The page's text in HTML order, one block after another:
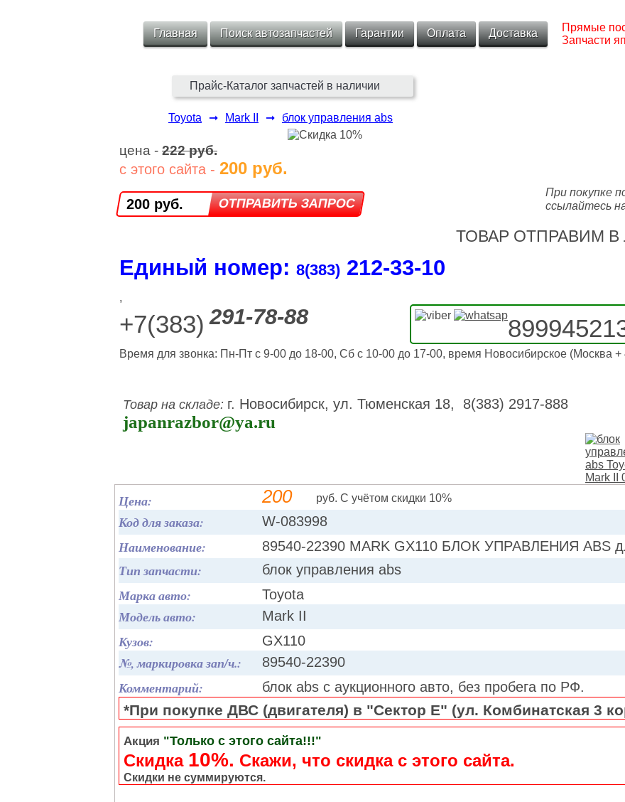
Главная Поиск автозапчастей Гарантии Оплата Доставка
Прямые
Запчасти
Прайс-Каталог запчастей в наличии
Toyota ➞ Mark II ➞ блок управления abs
цена - 222 руб.
с этого сайта - 200 руб.
200 руб.
При покупке
ссылайтесь
ТОВАР ОТПРАВИМ
Единый номер: 8(383) 212‑33‑10
,
+7(383) 291-78-88
Время для звонка: Пн-Пт с 9-00 до 18-00, Сб с 10-00 до 17-00, время Новосибирское (Москва +
Товар на складе: г. Новосибирск, ул. Тюменская 18, 8(383) 2917-888
japanrazbor@ya.ru
Цена: 200 руб. С учётом скидки 10%
Код для заказа: W-083998
Наименование: 89540-22390 MARK GX110 БЛОК УПРАВЛЕНИЯ ABS
Тип запчасти: блок управления abs
Марка авто: Toyota
Модель авто: Mark II
Кузов: GX110
№, маркировка зап/ч.: 89540-22390
Комментарий: блок abs с аукционного авто, без пробега по РФ.
*При покупке ДВС (двигателя) в "Сектор Е" (ул. Комбинатская 3
Акция "Только с этого сайта!!!"
Скидка 10%. Cкажи, что скидка с этого сайта.
Скидки не суммируются.